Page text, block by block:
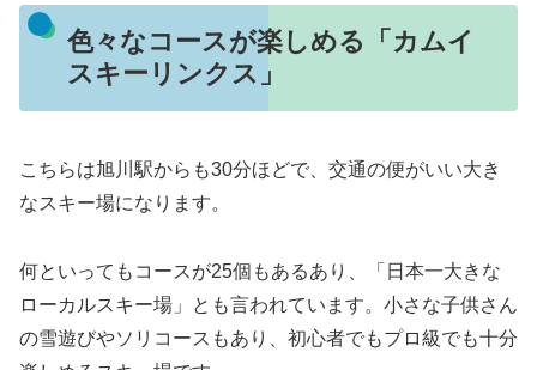
色々なコースが楽しめる「カムイ
スキーリンクス」
こちらは旭川駅からも30分ほどで、交通の便がいい大き
なスキー場になります。
何といってもコースが25個もあるあり、「日本一大きな
ローカルスキー場」とも言われています。小さな子供さん
の雪遊びやソリコースもあり、初心者でもプロ級でも十分